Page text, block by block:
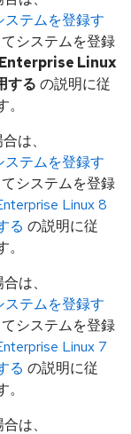
ステムを登録す
システムを登録
Linux
する の説明に従
は、
ステムを登録す
システムを登録
Linux 8
る の説明に従
は、
ステムを登録す
システムを登録
Linux 7
る の説明に従
は、